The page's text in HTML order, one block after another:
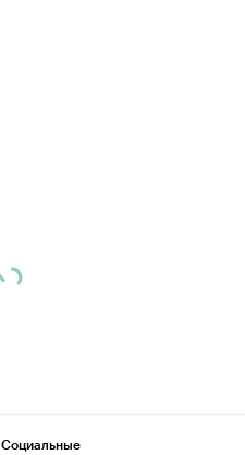
Социальные